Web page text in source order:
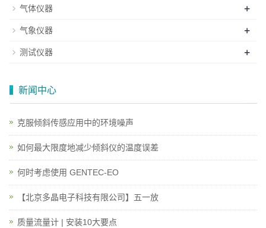
气体仪器 +
气象仪器 +
测试仪器 +
新闻中心
克服倾斜传感应用中的环境噪声
如何最大限度地减少倾斜仪的温度误差
何时考虑使用 GENTEC-EO
【北京多晶电子科技有限公司】五一放
质量流量计 | 安装10大要点